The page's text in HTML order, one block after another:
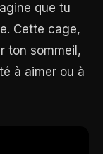
que tu
Cette cage,
ton sommeil,
à aimer ou à